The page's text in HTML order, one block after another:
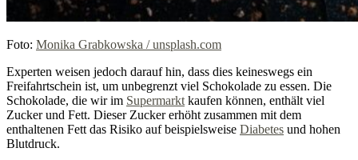
Foto: Monika Grabkowska / unsplash.com
Experten weisen jedoch darauf hin, dass dies keineswegs ein
Freifahrtschein ist, um unbegrenzt viel Schokolade zu essen. Die
Schokolade, die wir im Supermarkt kaufen können, enthält viel
Zucker und Fett. Dieser Zucker erhöht zusammen mit dem
enthaltenen Fett das Risiko auf beispielsweise Diabetes und hohen
Blutdruck.